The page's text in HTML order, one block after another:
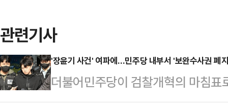
관련기사
'장윤기 사건' 여파에…민주당 내부서 '보완수사권 폐
더불어민주당이 검찰개혁의 마침
당론이 최근 발생한 '광주 여고생